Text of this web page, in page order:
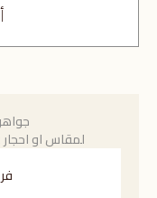
لمقاس او احجار